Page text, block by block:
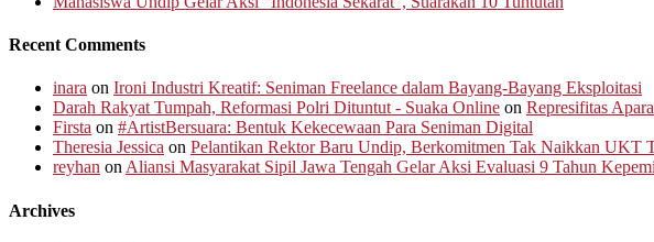
Recent Comments
inara on Ironi Industri Kreatif: Seniman Freelance dalam Bayang-Bayang Eksploitasi
Darah Rakyat Tumpah, Reformasi Polri Dituntut - Suaka Online on Represifitas
Firsta on #ArtistBersuara: Bentuk Kekecewaan Para Seniman Digital
Theresia Jessica on Pelantikan Rektor Baru Undip, Berkomitmen Tak Naikkan UKT
reyhan onAliansi Masyarakat Sipil Jawa Tengah Gelar Aksi Evaluasi 9 Tahun
Archives